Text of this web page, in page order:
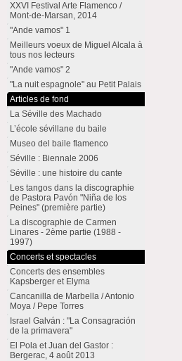
XXVI Festival Arte Flamenco /
Mont-de-Marsan, 2014
"Ande vamos" 1
Meilleurs voeux de Miguel Alcala à
tous nos lecteurs
"Ande vamos" 2
"La nuit espagnole" au Petit Palais
Articles de fond
La Séville des Machado
L’école sévillane du baile
Museo del baile flamenco
Séville : Biennale 2006
Séville : une histoire du cante
Les tangos dans la discographie
de Pastora Pavón "Niña de los
Peines" (première partie)
La discographie de Carmen
Linares - 2ème partie (1988 -
1997)
Concerts et spectacles
Concerts des ensembles
Kapsberger et Elyma
Cancanilla de Marbella / Antonio
Moya / Pepe Torres
Israel Galván : "La Consagración
de la primavera"
El Pola et Juan del Gastor :
Bergerac, 4 août 2013